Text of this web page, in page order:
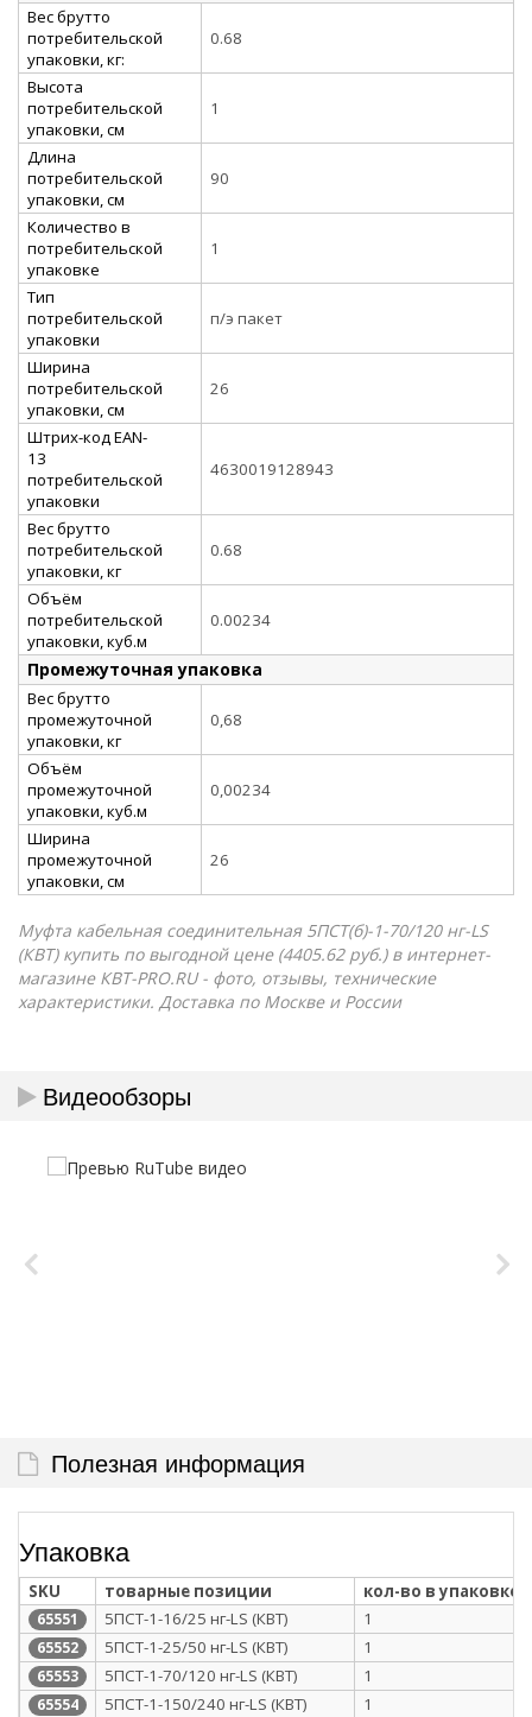
Вес брутто
потребительской
упаковки, кг:
0.68
Высота
потребительской
упаковки, см
1
Длина
потребительской
упаковки, см
90
Количество в
потребительской
упаковке
1
Тип
потребительской
упаковки
п/э пакет
Ширина
потребительской
упаковки, см
26
Штрих-код EAN-
13
потребительской
упаковки
4630019128943
Вес брутто
потребительской
упаковки, кг
0.68
Объём
потребительской
упаковки, куб.м
0.00234
Промежуточная упаковка
Вес брутто
промежуточной
упаковки, кг
0,68
Объём
промежуточной
упаковки, куб.м
0,00234
Ширина
промежуточной
упаковки, см
26
Муфта кабельная соединительная 5ПСТ(б)-1-70/120 нг-LS
(КВТ) купить по выгодной цене (4405.62 руб.) в интернет-
магазине КВТ-PRO.RU - фото, отзывы, технические
характеристики. Доставка по Москве и России
Видеообзоры
Полезная информация
Упаковка
SKU товарные позиции кол-во в упаковке
65551 5ПСТ-1-16/25 нг-LS (КВТ) 1
65552 5ПСТ-1-25/50 нг-LS (КВТ) 1
65553 5ПСТ-1-70/120 нг-LS (КВТ) 1
65554 5ПСТ-1-150/240 нг-LS (КВТ) 1